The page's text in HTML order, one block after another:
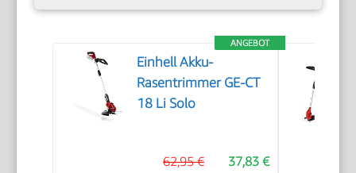
ANGEBOT
Einhell Akku-
Rasentrimmer GE-CT
18 Li Solo
37,83 €
62,95 €